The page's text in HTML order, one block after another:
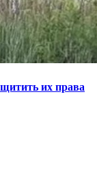
их права